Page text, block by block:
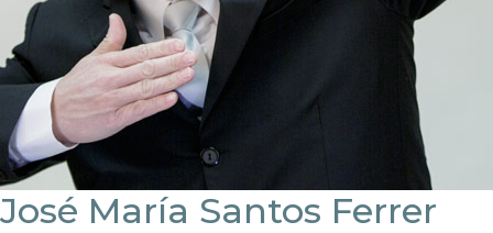
José María Santos Ferrer